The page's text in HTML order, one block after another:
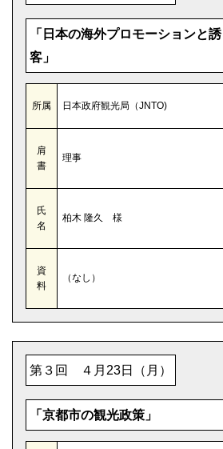
「日本の海外プロモーションと誘
客」
所属 日本政府観光局（JNTO)
肩
書
理事
氏
名
柏木 隆久 様
資
料
（なし）
第３回 ４月23日（月）
「京都市の観光政策」